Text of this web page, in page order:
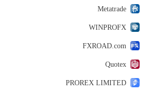
Metatrade
WINPROFX
FXROAD.com
Quotex
PROREX LIMITED